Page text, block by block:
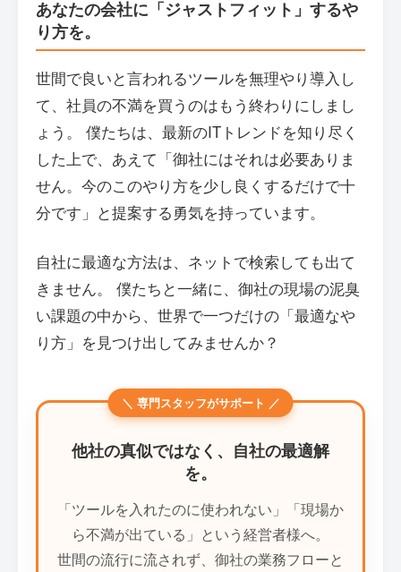
あなたの会社に「ジャストフィット」するや
り方を。
世間で良いと言われるツールを無理やり導入し
て、社員の不満を買うのはもう終わりにしまし
ょう。 僕たちは、最新のITトレンドを知り尽く
した上で、あえて「御社にはそれは必要ありま
せん。今のこのやり方を少し良くするだけで十
分です」と提案する勇気を持っています。
自社に最適な方法は、ネットで検索しても出て
きません。 僕たちと一緒に、御社の現場の泥臭
い課題の中から、世界で一つだけの「最適なや
り方」を見つけ出してみませんか？
＼ 専門スタッフがサポート ／
他社の真似ではなく、自社の最適解
を。
「ツールを入れたのに使われない」「現場か
ら不満が出ている」という経営者様へ。
世間の流行に流されず、御社の業務フローと